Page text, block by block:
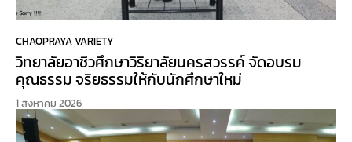
CHAOPRAYA VARIETY
วิทยาลัยอาชีวศึกษาวิริยาลัยนครสวรรค์ จัดอบรม
คุณธรรม จริยธรรมให้กับนักศึกษาใหม่
1 สิงหาคม 2026